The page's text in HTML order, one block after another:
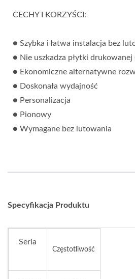
CECHY I KORZYŚCI:
● Szybka i łatwa instalacja bez
● Nie uszkadza płytki drukowanej
● Ekonomiczne alternatywne
● Doskonała wydajność
● Personalizacja
● Pionowy
● Wymagane bez lutowania
Specyfikacja Produktu
Seria
Częstotliwość